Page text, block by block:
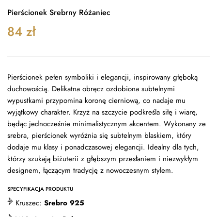
Pierścionek Srebrny Różaniec
84 zł
Pierścionek pełen symboliki i elegancji, inspirowany głęboką
duchowością. Delikatna obręcz ozdobiona subtelnymi
wypustkami przypomina koronę cierniową, co nadaje mu
wyjątkowy charakter. Krzyż na szczycie podkreśla siłę i wiarę,
będąc jednocześnie minimalistycznym akcentem. Wykonany ze
srebra, pierścionek wyróżnia się subtelnym blaskiem, który
dodaje mu klasy i ponadczasowej elegancji. Idealny dla tych,
którzy szukają biżuterii z głębszym przesłaniem i niezwykłym
designem, łączącym tradycję z nowoczesnym stylem.
SPECYFIKACJA PRODUKTU
Kruszec: Srebro 925